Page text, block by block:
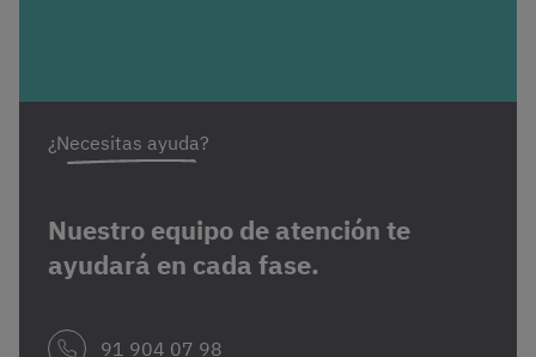
¿Necesitas ayuda?
Nuestro equipo de atención te
ayudará en cada fase.
91 904 07 98